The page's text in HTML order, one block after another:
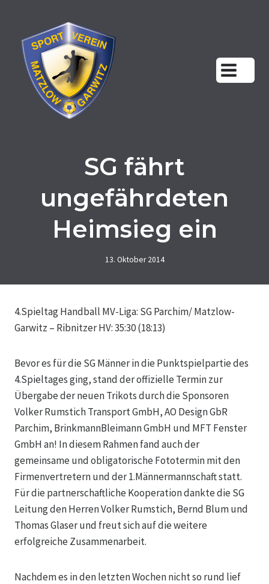
springen
SG fährt
ungefährdeten
Heimsieg ein
13. Oktober 2014
4.Spieltag Handball MV-Liga: SG Parchim/ Matzlow-
Garwitz – Ribnitzer HV: 35:30 (18:13)
Bevor es für die SG Männer in die Punktspielpartie des
4.Spieltages ging, stand der offizielle Termin zur
Übergabe der neuen Trikots durch die Sponsoren
Volker Rumstich Transport GmbH, AO Design GbR
Parchim, BrinkmannBleimann GmbH und MFT Fenster
GmbH an! In diesem Rahmen fand auch der
gemeinsame und obligatorische Fototermin mit den
Firmenvertretern und der 1.Männermannschaft statt.
Für die partnerschaftliche Kooperation dankte die SG
Leitung den Herren Volker Rumstich, Bernd Blum und
Thomas Glaser und freut sich auf die weitere
erfolgreiche Zusammenarbeit.
Nachdem es in den letzten Wochen nicht so rund lief